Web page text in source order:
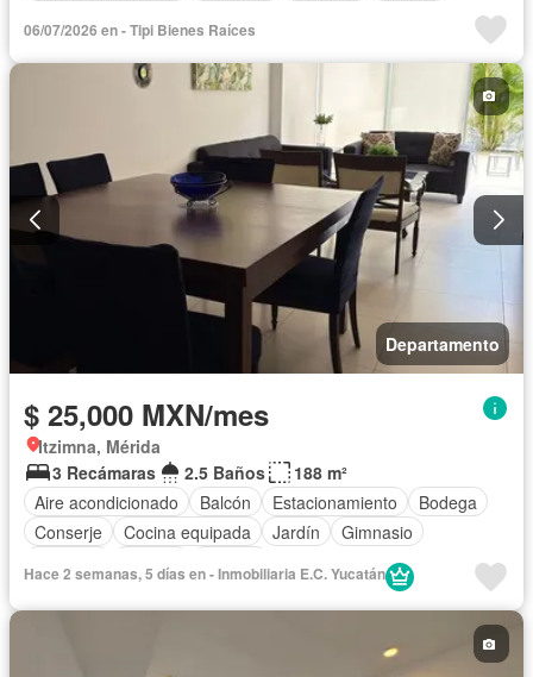
06/07/2026 en - Tipi Bienes Raíces
Departamento
$ 25,000 MXN/mes
Itzimna, Mérida
3 Recámaras
2.5 Baños
188 m²
Aire acondicionado
Balcón Estacionamiento
Bodega
Conserje
Cocina equipada Jardín
Gimnasio
Hace 2 semanas, 5 días en - Inmobiliaria E.C. Yucatán